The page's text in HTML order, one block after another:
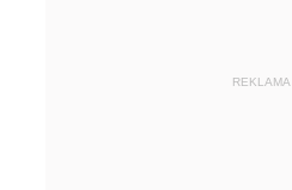
REKLAMA